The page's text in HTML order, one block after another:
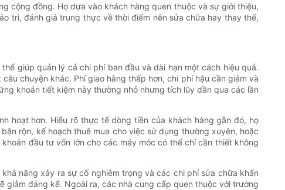
cộng đồng. Họ dựa vào khách hàng quen thuộc và sự giới thiệu,
trì, đánh giá trung thực về thời điểm nên sửa chữa hay thay thế,
giúp quản lý cả chi phí ban đầu và dài hạn một cách hiệu quả.
chuyện khác. Phí giao hàng thấp hơn, chi phí hậu cần giảm và
khoản tiết kiệm này thường nhỏ nhưng tích lũy dần qua các lần
hoạt hơn. Hiểu rõ thực tế dòng tiền của khách hàng gần đó, họ
rộn, kế hoạch thuê mua cho việc sử dụng thường xuyên, hoặc
đầu tư vốn lớn cho các máy móc có thể chỉ cần thiết không
năng xảy ra sự cố nghiêm trọng và các chi phí sửa chữa khẩn
đáng kể. Ngoài ra, các nhà cung cấp quen thuộc với trường